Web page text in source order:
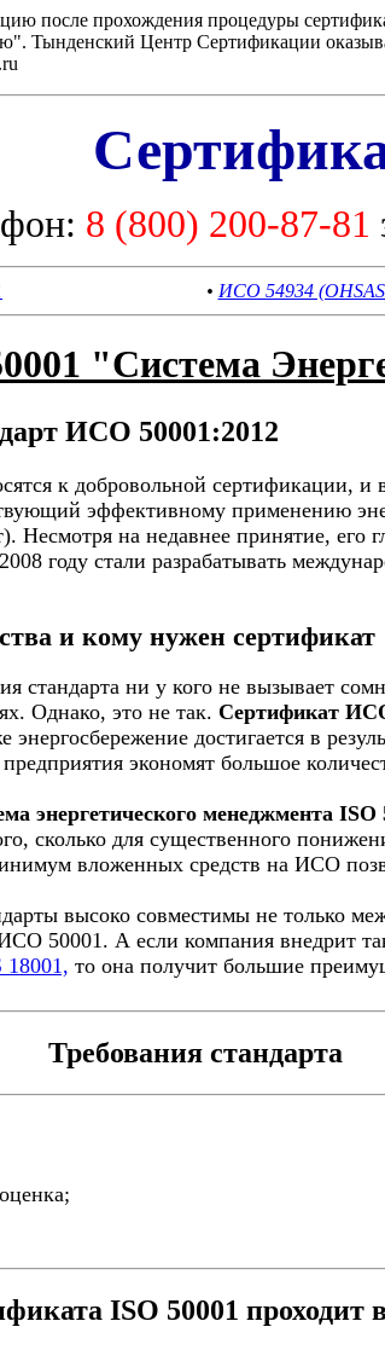
после прохождения процедуры
Тынденский Центр Сертификации
8 (800) 200-87-81
• ИСО 54934
"Система
ИСО 50001:2012
к добровольной сертификации,
эффективному применению
Несмотря на недавнее принятие, его
году стали разрабатывать
и кому нужен сертификат
стандарта ни у кого не вызывает
Однако, это не так. Сертификат
энергосбережение достигается в
экономят большое
энергетического менеджмента ISO
сколько для существенного
вложенных средств на ИСО
высоко совместимы не только
50001. А если компания внедрит
18001, то она получит большие
Требования стандарта
ISO 50001 проходит